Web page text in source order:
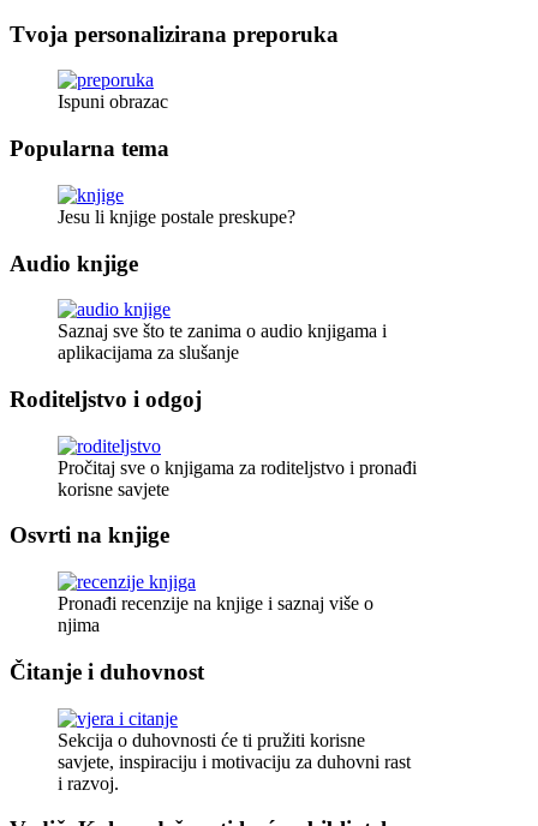
Tvoja personalizirana preporuka
Ispuni obrazac
Popularna tema
Jesu li knjige postale preskupe?
Audio knjige
Saznaj sve što te zanima o audio knjigama i
aplikacijama za slušanje
Roditeljstvo i odgoj
Pročitaj sve o knjigama za roditeljstvo i pronađi
korisne savjete
Osvrti na knjige
Pronađi recenzije na knjige i saznaj više o
njima
Čitanje i duhovnost
Sekcija o duhovnosti će ti pružiti korisne
savjete, inspiraciju i motivaciju za duhovni rast
i razvoj.